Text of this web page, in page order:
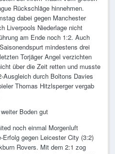
Rückschläge hinnehmen.
dabei gegen Manchester
Liverpools Niederlage nicht
am Ende noch 1:2. Auch
mindestens drei
Torjäger Angel verzichten
über die Zeit retten und musste
durch Boltons Davies
Thomas Hitzlsperger vergab
Boden gut
noch einmal Morgenluft
gegen Leicester City (3:2)
Rovers. Mit dem 2:1 zog